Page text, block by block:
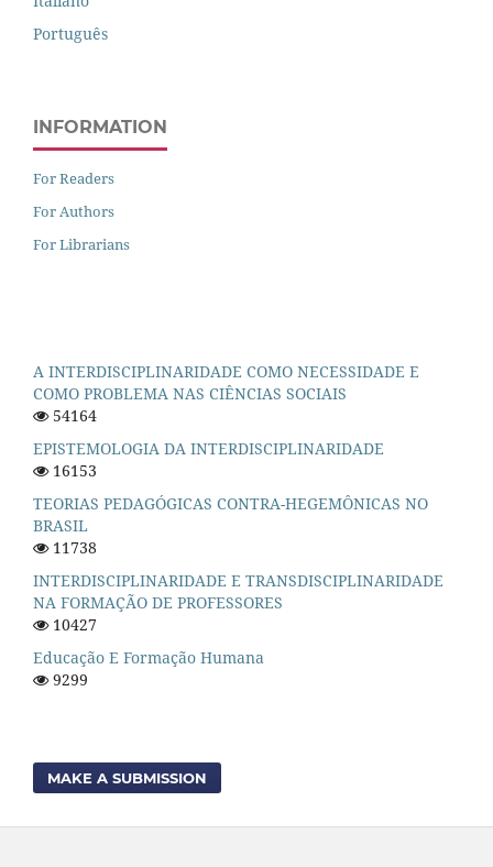
Português
INFORMATION
For Readers
For Authors
For Librarians
A INTERDISCIPLINARIDADE COMO NECESSIDADE E
COMO PROBLEMA NAS CIÊNCIAS SOCIAIS
54164
EPISTEMOLOGIA DA INTERDISCIPLINARIDADE
16153
TEORIAS PEDAGÓGICAS CONTRA-HEGEMÔNICAS NO
BRASIL
11738
INTERDISCIPLINARIDADE E TRANSDISCIPLINARIDADE
NA FORMAÇÃO DE PROFESSORES
10427
Educação E Formação Humana
9299
MAKE A SUBMISSION